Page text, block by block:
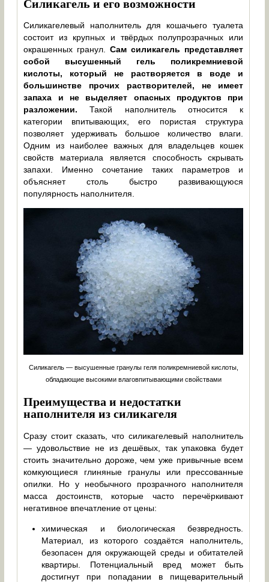
Силикагелевый наполнитель для кошачьего туалета
состоит из крупных и твёрдых полупрозрачных или
окрашенных гранул.Сам силикагель представляет
собой высушенный гель поликремниевой
кислоты, который не растворяется в воде и
большинстве прочих растворителей, не имеет
запаха и не выделяет опасных продуктов при
разложении. Такой наполнитель относится к
категории впитывающих, его пористая структура
позволяет удерживать большое количество влаги.
Одним из наиболее важных для владельцев кошек
свойств материала является способность скрывать
запахи. Именно сочетание таких параметров и
объясняет столь быстро развивающуюся
популярность наполнителя.
Силикагель — высушенные гранулы геля поликремниевой кислоты,
обладающие высокими влаговпитывающими свойствами
Преимущества и недостатки
наполнителя из силикагеля
Сразу стоит сказать, что силикагелевый наполнитель
— удовольствие не из дешёвых, так упаковка будет
стоить значительно дороже, чем уже привычные всем
комкующиеся глиняные гранулы или прессованные
опилки. Но у необычного прозрачного наполнителя
масса достоинств, которые часто перечёркивают
негативное впечатление от цены:
химическая и биологическая безвредность.
Материал, из которого создаётся наполнитель,
безопасен для окружающей среды и обитателей
квартиры. Потенциальный вред может быть
достигнут при попадании в пищеварительный